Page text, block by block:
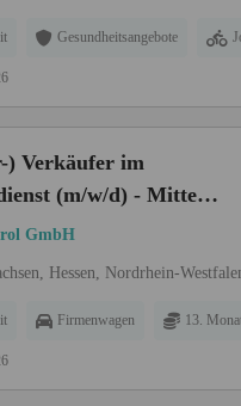
Gesundheitsangebote
) Verkäufer im
(m/w/d) - Mitte
(Nordrhein-
Nord-Hessen,
GmbH
Hessen, Nordrhein-
Firmenwagen 13.